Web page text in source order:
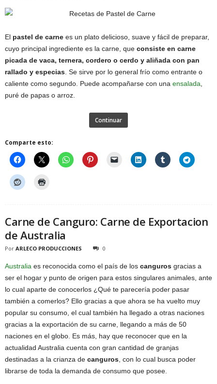
El pastel de carne es un plato delicioso, suave y fácil de preparar,
cuyo principal ingrediente es la carne, que consiste en carne
picada de vaca, ternera, cordero o cerdo y aliñada con pan
rallado y especias . Se sirve por lo general frío como entrante o
caliente como segundo. Puede acompañarse con una ensalada
puré de papas o arroz.
Continuar
Comparte esto:
Carne de Canguro: Carne de Exportacion
de Australia
Por ARLECO PRODUCCIONES 0
Australia es reconocida como el país de los canguros gracias a
ser el hogar y punto de origen para estos singulares animales, ante
lo cual aparte de conocerlos ¿Qué te parecería poder pasar
también a comerlos? Ello gracias a que ahora se ha vuelto muy
popular su consumo, el cual también ha llegado a otras naciones
gracias a la exportación de su carne, llegando a más de 50
naciones en el globo. Es más, hay que reconocer que en la
actualidad Australia cuenta con gran cantidad de granjas
destinadas a la crianza de canguros , con lo cual busca poder
librarse de toda la demanda de consumo que posee.